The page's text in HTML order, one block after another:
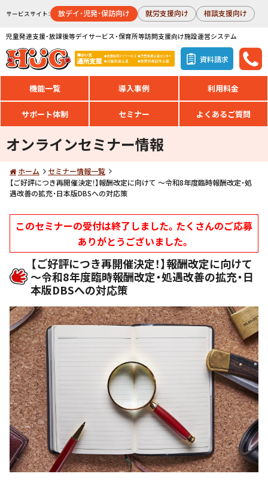
サービスサイト： 放デイ・児発・保訪向け 就労支援向け 相談支援向け
児童発達支援・放課後等デイサービス・保育所等訪問支援向け施設運営システム
資料請求
機能一覧 導入事例 利用料金
サポート体制 セミナー よくあるご質問
オンラインセミナー情報
ホーム
セミナー情報一覧
【ご好評につき再開催決定！】報酬改定に向けて ～令和8年度臨時報酬改定・処
遇改善の拡充・日本版DBSへの対応策
このセミナーの受付は終了しました。たくさんのご応募
ありがとうございました。
【ご好評につき再開催決定！】報酬改定に向けて
～令和8年度臨時報酬改定・処遇改善の拡充・日
本版DBSへの対応策